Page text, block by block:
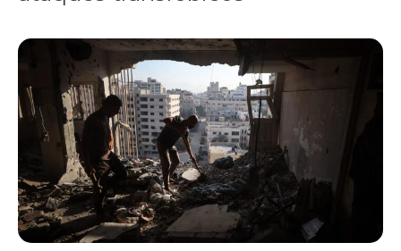
“Funeral para toda Gaza” — enquanto o Conselho da Paz